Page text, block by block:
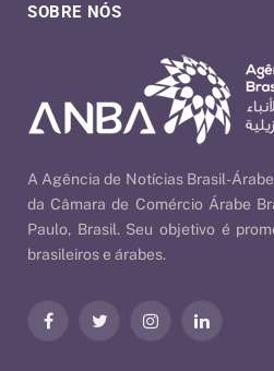
SOBRE NÓS
A Agência de Notícias Brasil-
da Câmara de Comércio Árabe
Paulo, Brasil. Seu objetivo é
brasileiros e árabes.
FacebookTwitter InstagramLinkedIn